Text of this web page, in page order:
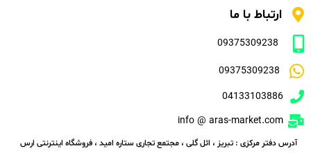
ارتباط با ما
09375309238
09375309238
04133103886
info @ aras-market.com
آدرس دفتر مرکزی : تبریز ، ائل گلی ، مجتمع تجاری ستاره امید ، فروشگاه اینترنتی ارس